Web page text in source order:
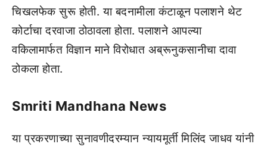
चिखलफेक सुरू होती. या बदनामीला कंटाळून पलाशने थेट
कोर्टाचा दरवाजा ठोठावला होता. पलाशने आपल्या
वकिलामार्फत विज्ञान माने विरोधात अब्रूनुकसानीचा दावा
ठोकला होता.
Smriti Mandhana News
या प्रकरणाच्या सुनावणीदरम्यान न्यायमूर्ती मिलिंद जाधव यांनी